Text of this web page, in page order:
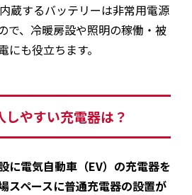
蔵するバッテリーは非常用電源
で、冷暖房設や照明の稼働・被
も役立ちます。
しやすい充電器は？
に電気自動車（EV）の充電器を
スペースに普通充電器の設置が